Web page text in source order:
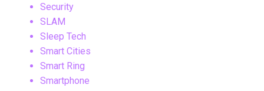
Security
SLAM
Sleep Tech
Smart Cities
Smart Ring
Smartphone